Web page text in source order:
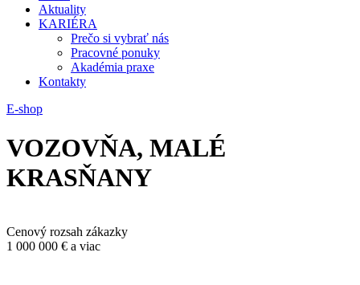
Aktuality
KARIÉRA
Prečo si vybrať nás
Pracovné ponuky
Akadémia praxe
Kontakty
E-shop
VOZOVŇA, MALÉ
KRASŇANY
Cenový rozsah zákazky
1 000 000 € a viac